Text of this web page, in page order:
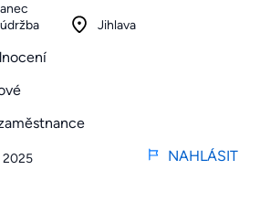
Jihlava
2025 NAHLÁSIT